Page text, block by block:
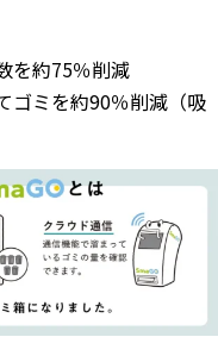
を約75％削減
ゴミを約90％削減（吸